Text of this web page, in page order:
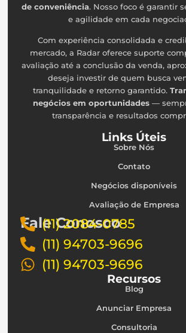
de conveniência. Nosso foco é garantir
e agilidade em cada
Com experiência consolidada e
mercado, a Radar oferece suporte
avaliação até a conclusão da venda,
deseja investir de quem busca
tranquilidade e retorno garantido.
negócios em oportunidades—
transparência e resultados
Links Úteis
Sobre Nós
Contato
Negócios disponíveis
Avaliação de Empresa
Fale Conosco
(11) 2084-0785
(11) 94703-9696
(11) 94703-9696
Recursos
Blog
Anunciar Empresa
Consultoria